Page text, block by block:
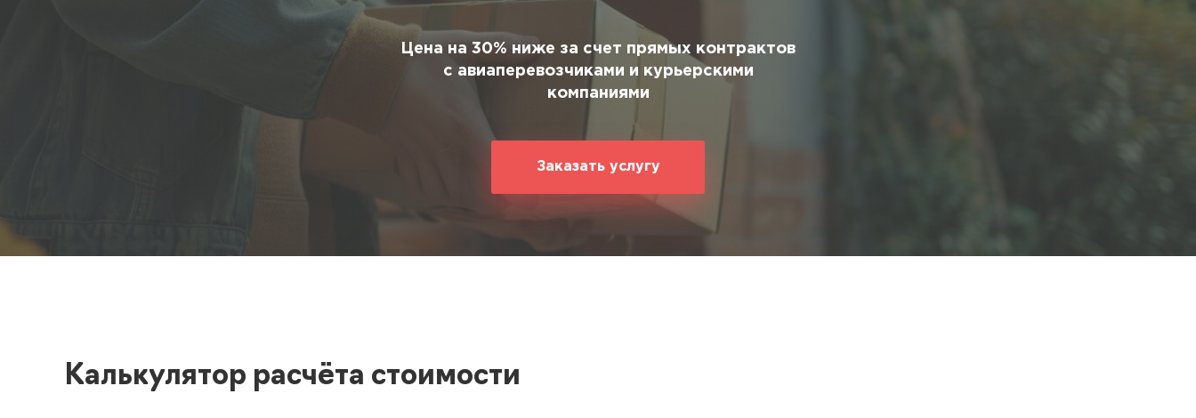
декларирование
Страхование
Цена на 30% ниже за счет прямых контрактов
с авиаперевозчиками и курьерскими
компаниями
Заказать услугу
Калькулятор расчёта стоимости